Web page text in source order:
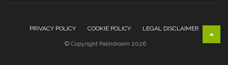
PRIVACY POLICY COOKIE POLICY LEGAL DISCLAIMER
© Copyright Palindroom 2026